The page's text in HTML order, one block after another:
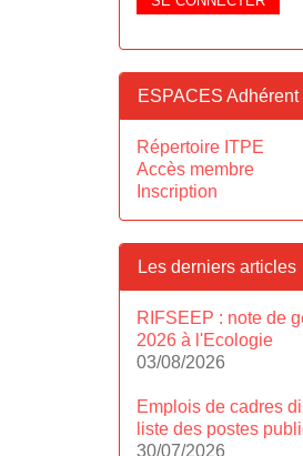
ESPACES Adhérent
Répertoire ITPE
Accès membre
Inscription
Les derniers articles
RIFSEEP : note de
2026 à l'Ecologie
03/08/2026
Emplois de cadres
liste des postes
30/07/2026